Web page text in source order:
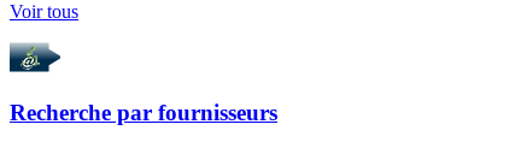
Voir tous
Recherche par fournisseurs